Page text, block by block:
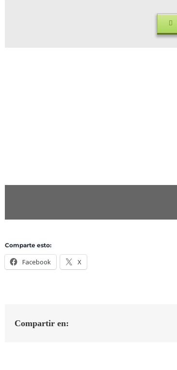
Comparte esto:
Facebook X
Compartir en: